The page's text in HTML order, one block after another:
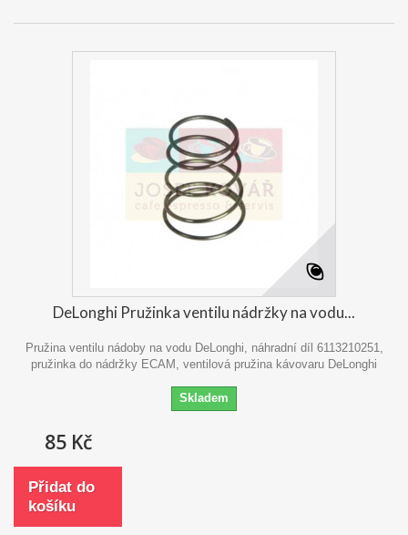
DeLonghi Pružinka ventilu nádržky na vodu...
Pružina ventilu nádoby na vodu DeLonghi, náhradní díl 6113210251,
pružinka do nádržky ECAM, ventilová pružina kávovaru DeLonghi
Skladem
85 Kč
Přidat do
košíku